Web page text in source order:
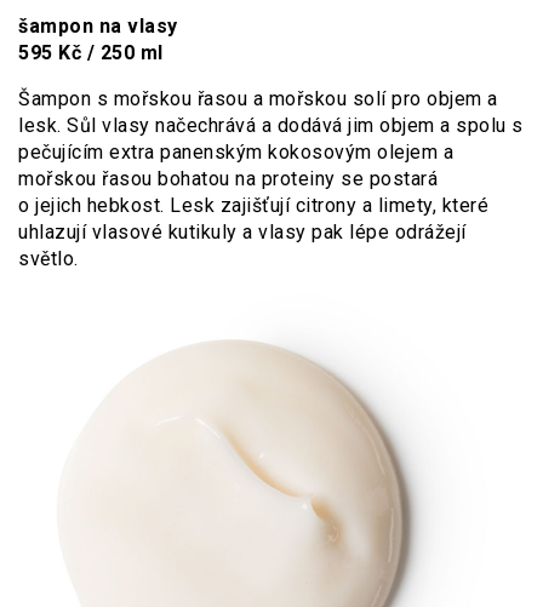
šampon na vlasy
595 Kč / 250 ml
Šampon s mořskou řasou a mořskou solí pro objem a
lesk. Sůl vlasy načechrává a dodává jim objem a spolu s
pečujícím extra panenským kokosovým olejem a
mořskou řasou bohatou na proteiny se postará
o jejich hebkost. Lesk zajišťují citrony a limety, které
uhlazují vlasové kutikuly a vlasy pak lépe odrážejí
světlo.